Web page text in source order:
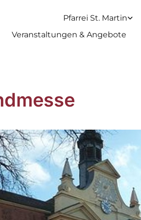
Pfarrei St. Martin
Veranstaltungen & Angebote